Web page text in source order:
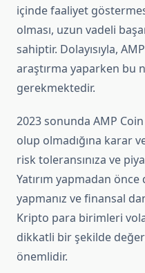
içinde faaliyet
olması, uzun vadeli
sahiptir. Dolayısıyla,
araştırma yaparken bu
gerekmektedir.
2023 sonunda AMP Coin
olup olmadığına karar
risk toleransınıza ve
Yatırım yapmadan
yapmanız ve finansal
Kripto para birimleri
dikkatli bir şekilde
önemlidir.